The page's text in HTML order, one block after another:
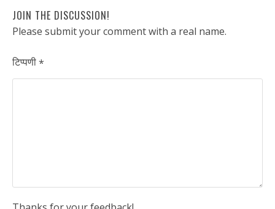
JOIN THE DISCUSSION!
Please submit your comment with a real name.
टिप्पणी*